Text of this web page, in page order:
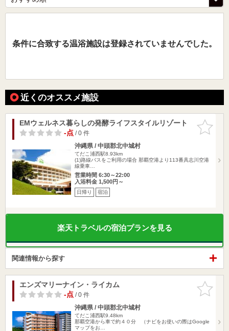
条件に合致する温浴施設は登録されていませんでした。
近くのオススメ施設
お気に入
りに追加
EMウェルネス暮らしの発酵ライフスタイルリゾート
-点/ 0 件
沖縄県 / 中頭郡北中城村
てだこ浦西駅8.93km
(1)路線バスをご利用の場合 那覇空港より113番具志川空港
線乗車…
営業時間 6:30～22:00
入浴料金 1,500円～
日帰り 宿泊
楽天トラベルの宿泊プランを見る
関連情報から探す
お気に入
りに追加
エンズマリーナイン・ライカム
-点/ 0 件
沖縄県 / 中頭郡北中城村
てだこ浦西駅9.48km
那覇空港から車で約４０分 （ナビをお使いの際はGoogle
マップをお…